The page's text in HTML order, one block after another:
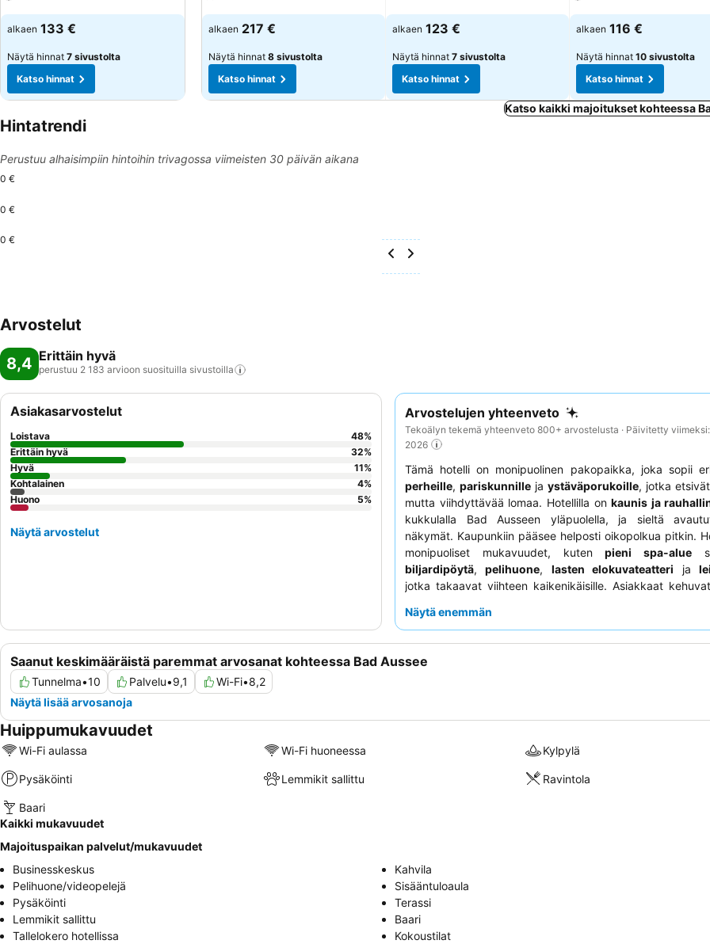
Katso hinnat
alkaen 133 €
Näytä hinnat 7 sivustolta
Katso hinnat
Katso hinnat
alkaen 217 €
Näytä hinnat 8 sivustolta
Katso hinnat
alkaen 123 €
Näytä hinnat 7 sivustolta
Katso hinnat
Katso hinnat
alkaen 116 €
Näytä hinnat 10 sivustolta
Katso hinnat
Katso kaikki majoitukset kohteessa
Hintatrendi
Perustuu alhaisimpiin hintoihin trivagossa viimeisten 30 päivän aikana
0 €
0 €
0 €
Arvostelut
8,4 Erittäin hyvä
perustuu 2 183 arvioon suosituilla sivustoilla
Arvostelujen yhteenveto
Tekoälyn tekemä yhteenveto 800+ arvostelusta · Päivitetty
2026
Tämä hotelli on monipuolinen pakopaikka, joka sopii
perheille, pariskunnille ja ystäväporukoille, jotka
mutta viihdyttävää lomaa. Hotellilla onkaunis ja
kukkulalla Bad Ausseen yläpuolella, ja sieltä
näkymät. Kaupunkiin pääsee helposti oikopolkua pitkin.
monipuoliset mukavuudet, kutenpieni spa-alue
biljardipöytä,pelihuone, lasten elokuvateatteri ja
jotka takaavat viihteen kaikenikäisille. Asiakkaat
sekä monipuolisia aamiais- ja illallisbuffetteja
näkymillä
Näytä enemmän
Saanut keskimääräistä paremmat arvosanat kohteessa Bad Aussee
Tunnelma•10 Palvelu•9,1 Wi-Fi•8,2
Näytä lisää arvosanoja
Asiakasarvostelut
Loistava 48%
Erittäin hyvä
32%
Hyvä
11%
Kohtalainen
4%
Huono
5%
Näytä arvostelut
Huippumukavuudet
Wi-Fi aulassa Wi-Fi huoneessa Kylpylä
Pysäköinti Lemmikit sallittu Ravintola
Baari
Kaikki mukavuudet
Majoituspaikan palvelut/mukavuudet
Businesskeskus
Kahvila
Pelihuone/videopelejä
Sisääntuloaula
Pysäköinti
Terassi
Lemmikit sallittu
Baari
Tallelokero hotellissa
Kokoustilat